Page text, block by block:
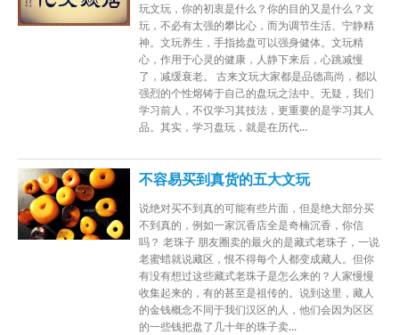
玩文玩，你的初衷是什么？你的目的又是什么？文
玩，不必有太强的攀比心，而为调节生活、宁静精
神。文玩养生，手指捻盘可以强身健体。文玩精
心，作用于心灵的健康，人静下来后，心跳减慢
了，减缓衰老。 古来文玩大家都是品德高尚，都以
强烈的个性熔铸于自己的盘玩之法中。无疑，我们
学习前人，不仅学习其技法，更重要的是学习其人
品。其实，学习盘玩，就是在历代...
不容易买到真货的五大文玩
说绝对买不到真的可能有些片面，但是绝大部分买
不到真的，例如一家沉香店全是奇楠沉香，你信
吗？ 老珠子 朋友圈卖的最火的是藏式老珠子，一说
老蜜蜡就说藏区，恨不得每个人都变成藏人。但你
有没有想过这些藏式老珠子是怎么来的？人家慢慢
收集起来的，有的甚至是祖传的。说到这里，藏人
的金钱概念不同于我们汉区的人，他们会因为区区
的一些钱把盘了几十年的珠子卖...